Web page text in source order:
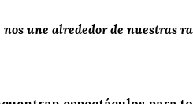
nos une alrededor de nuestras